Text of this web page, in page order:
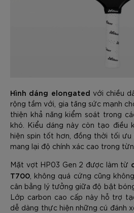
Hình dáng elongated với chiều
rộng tầm với, gia tăng sức mạnh
thiện khả năng kiểm soát trong
khó. Kiểu dáng này còn tạo điều
hiện spin tốt hơn, đồng thời tối ưu
mang lại độ chính xác cao trong
Mặt vợt HP03 Gen 2 được làm từ
T700 , không quá cứng cũng
cân bằng lý tưởng giữa độ bật
Lớp carbon cao cấp này hỗ trợ
dễ dàng thực hiện những cú đánh